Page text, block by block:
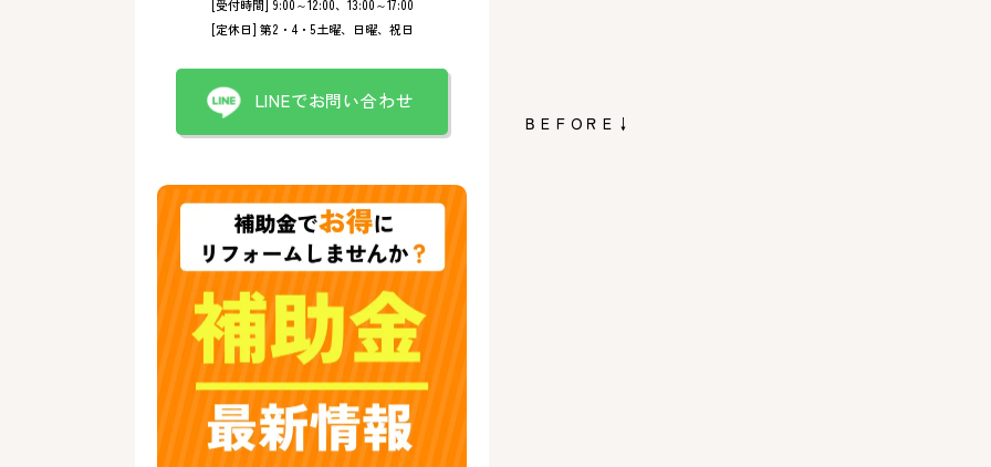
ＢＥＦＯＲＥ↓
[受付時間] 9:00～12:00、13:00～17:00
[定休日] 第2・4・5土曜、日曜、祝日
LINEでお問い合わせ